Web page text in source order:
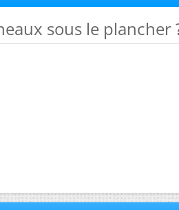
sous le plancher